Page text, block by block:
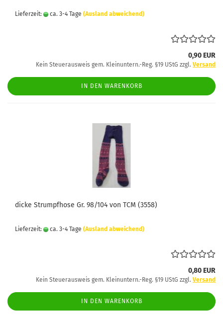
Lieferzeit: ca. 3-4 Tage (Ausland abweichend)
0,90 EUR
Kein Steuerausweis gem. Kleinuntern.-Reg. §19 UStG zzgl. Versand
IN DEN WARENKORB
dicke Strumpfhose Gr. 98/104 von TCM (3558)
Lieferzeit: ca. 3-4 Tage (Ausland abweichend)
0,80 EUR
Kein Steuerausweis gem. Kleinuntern.-Reg. §19 UStG zzgl. Versand
IN DEN WARENKORB